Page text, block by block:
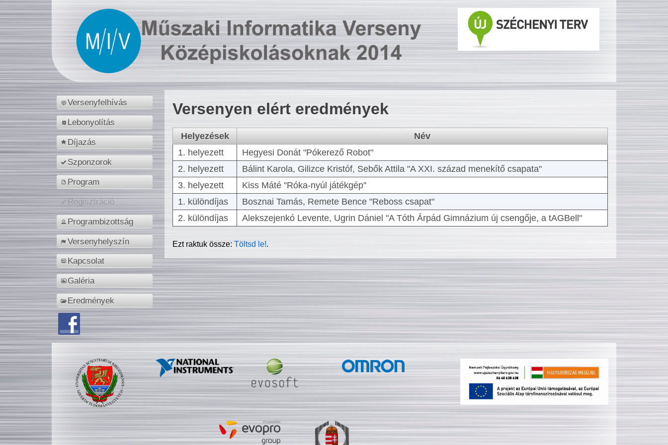
Versenyfelhívás
Lebonyolítás
Díjazás
Szponzorok
Program
Regisztráció
Programbizottság
Versenyhelyszín
Kapcsolat
Galéria
Eredmények
Versenyen elért eredmények
Helyezések
Név
1. helyezett
Hegyesi Donát "Pókerező Robot"
2. helyezett
Bálint Karola, Gilizce Kristóf, Sebők Attila "A XXI. század menekítő csapata"
3. helyezett
Kiss Máté "Róka-nyúl játékgép"
1. különdíjas
Bosznai Tamás, Remete Bence "Reboss csapat"
2. különdíjas
Alekszejenkó Levente, Ugrin Dániel "A Tóth Árpád Gimnázium új csengője, a tAGBell"
Ezt raktuk össze:Töltsd le!.